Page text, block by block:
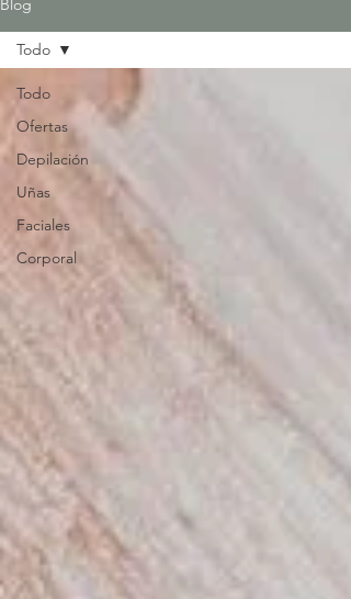
Blog
Todo
Ofertas
Depilación
Uñas
Faciales
Corporal
Todo